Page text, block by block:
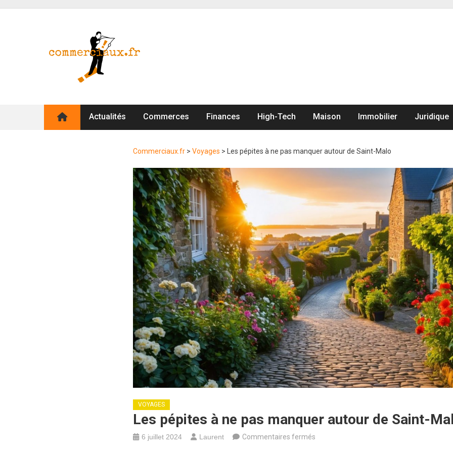
Actualités Commerces Finances High-Tech Maison Immobilier Juridique
Commerciaux.fr> Voyages > Les pépites à ne pas manquer autour de Saint-Malo
VOYAGES
Les pépites à ne pas manquer autour de Saint-
6 juillet 2024 Laurent Commentaires ferméssur